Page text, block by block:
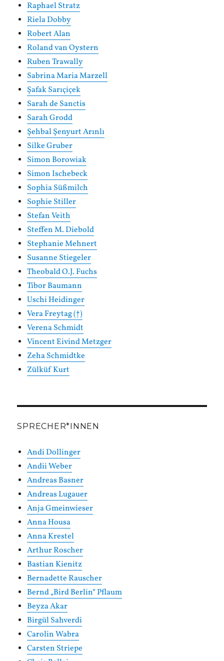
Raphael Stratz
Riela Dobby
Robert Alan
Roland van Oystern
Ruben Trawally
Sabrina Maria Marzell
Şafak Sarıçiçek
Sarah de Sanctis
Sarah Grodd
Şehbal Şenyurt Arınlı
Silke Gruber
Simon Borowiak
Simon Ischebeck
Sophia Süßmilch
Sophie Stiller
Stefan Veith
Steffen M. Diebold
Stephanie Mehnert
Susanne Stiegeler
Theobald O.J. Fuchs
Tibor Baumann
Uschi Heidinger
Vera Freytag (†)
Verena Schmidt
Vincent Eivind Metzger
Zeha Schmidtke
Zülküf Kurt
SPRECHER*INNEN
Andi Dollinger
Andii Weber
Andreas Basner
Andreas Lugauer
Anja Gmeinwieser
Anna Housa
Anna Krestel
Arthur Roscher
Bastian Kienitz
Bernadette Rauscher
Bernd „Bird Berlin“ Pflaum
Beyza Akar
Birgül Sahverdi
Carolin Wabra
Carsten Striepe